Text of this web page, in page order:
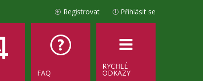
Přihlásit se
Registrovat
RYCHLÉ
ODKAZY
FAQ